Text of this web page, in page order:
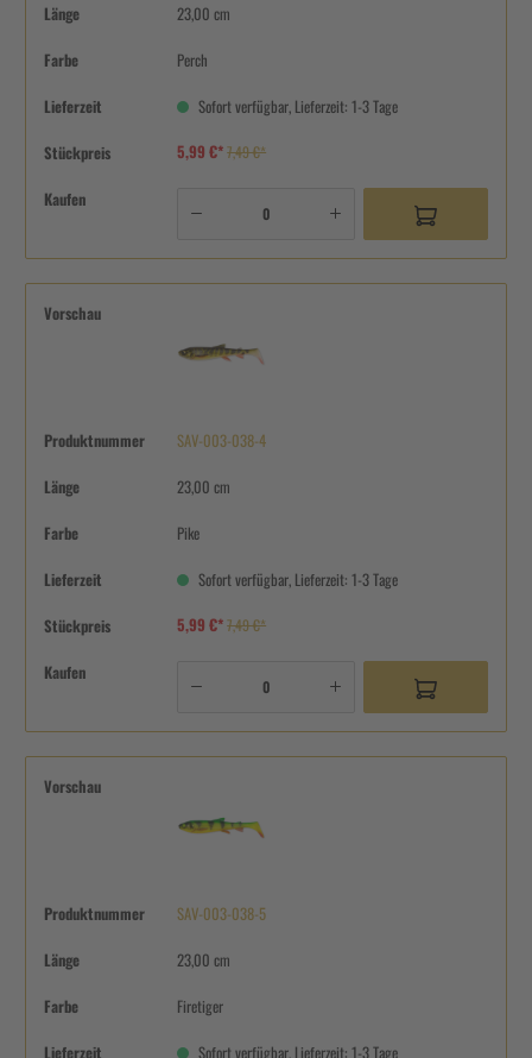
Länge 23,00 cm
Farbe Perch
Lieferzeit Sofort verfügbar, Lieferzeit: 1-3 Tage
Stückpreis 5,99 €*7,49 €*
Kaufen
Vorschau
Produktnummer SAV-003-038-4
Länge 23,00 cm
Farbe Pike
Lieferzeit Sofort verfügbar, Lieferzeit: 1-3 Tage
Stückpreis 5,99 €*7,49 €*
Kaufen
Vorschau
Produktnummer SAV-003-038-5
Länge 23,00 cm
Farbe Firetiger
Lieferzeit Sofort verfügbar, Lieferzeit: 1-3 Tage